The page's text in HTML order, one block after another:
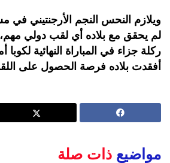
ويلازم النحس النجم الأرجنتيني في
لم يحقق مع بلاده أي لقب دولي
ركلة جزاء في المباراة النهائية لكوبا
أفقدت بلاده فرصة الحصول على
مواضيع ذات صلة